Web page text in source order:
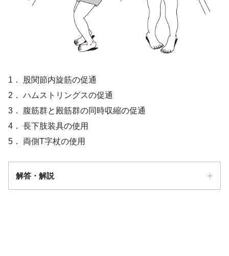
1． 股関節内旋筋の促通
2． ハムストリングスの促通
3． 腹筋群と殿筋群の同時収縮の促通
4． 長下肢装具の使用
5． 両側T字杖の使用
解答・解説